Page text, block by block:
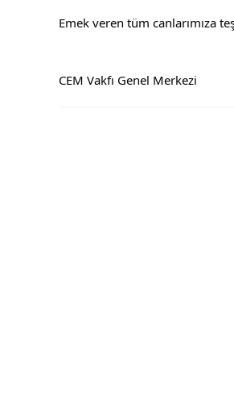
Emek veren tüm canlarımıza
CEM Vakfı Genel Merkezi